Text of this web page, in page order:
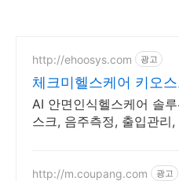
http://ehoosys.com 광고
체크미헬스케어 키오스
AI 안면인식헬스케어
AI 안면인식헬스케어 솔
스크, 음주측정, 출입관리,
http://m.coupang.com 광고